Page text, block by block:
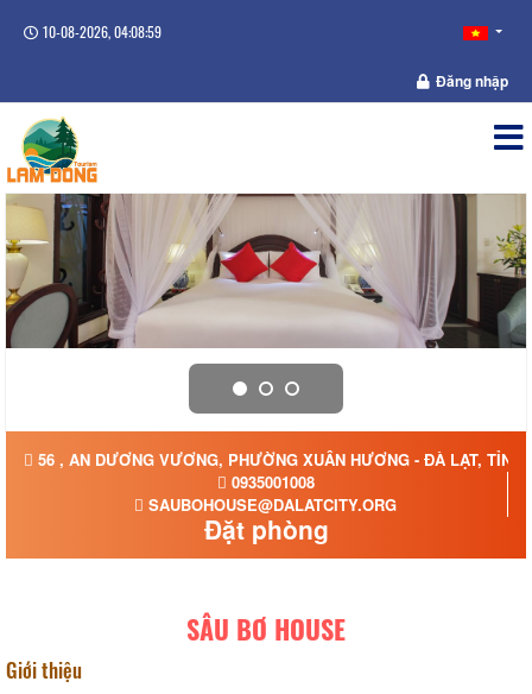
10-08-2026, 04:08:59
Đăng nhập
56 , AN DƯƠNG VƯƠNG, PHƯỜNG XUÂN HƯƠNG - ĐÀ LẠT, TỈNH
0935001008
SAUBOHOUSE@DALATCITY.ORG
Đặt phòng
SÂU BƠ HOUSE
Giới thiệu